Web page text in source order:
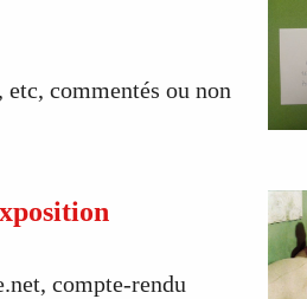
commentés ou non
compte-rendu